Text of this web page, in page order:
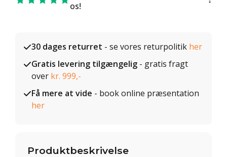
os!
30 dages returret - se vores returpolitik her
Gratis levering tilgængelig - gratis fragt
over kr. 999,-
Få mere at vide - book online præsentation
her
Produktbeskrivelse